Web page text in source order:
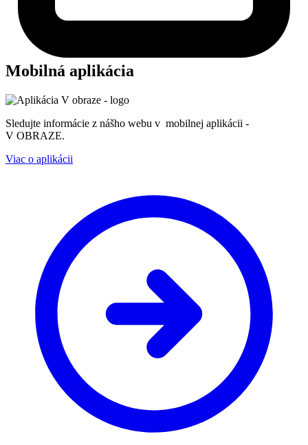
Mobilná aplikácia
Sledujte informácie z nášho webu v mobilnej aplikácii -
V OBRAZE.
Viac o aplikácii